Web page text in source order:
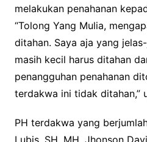
melakukan penahanan
“Tolong Yang Mulia,
ditahan. Saya aja yang
masih kecil harus ditahan
penangguhan penahanan
terdakwa ini tidak ditahan,”
PH terdakwa yang
Lubis, SH, MH, Jhonson